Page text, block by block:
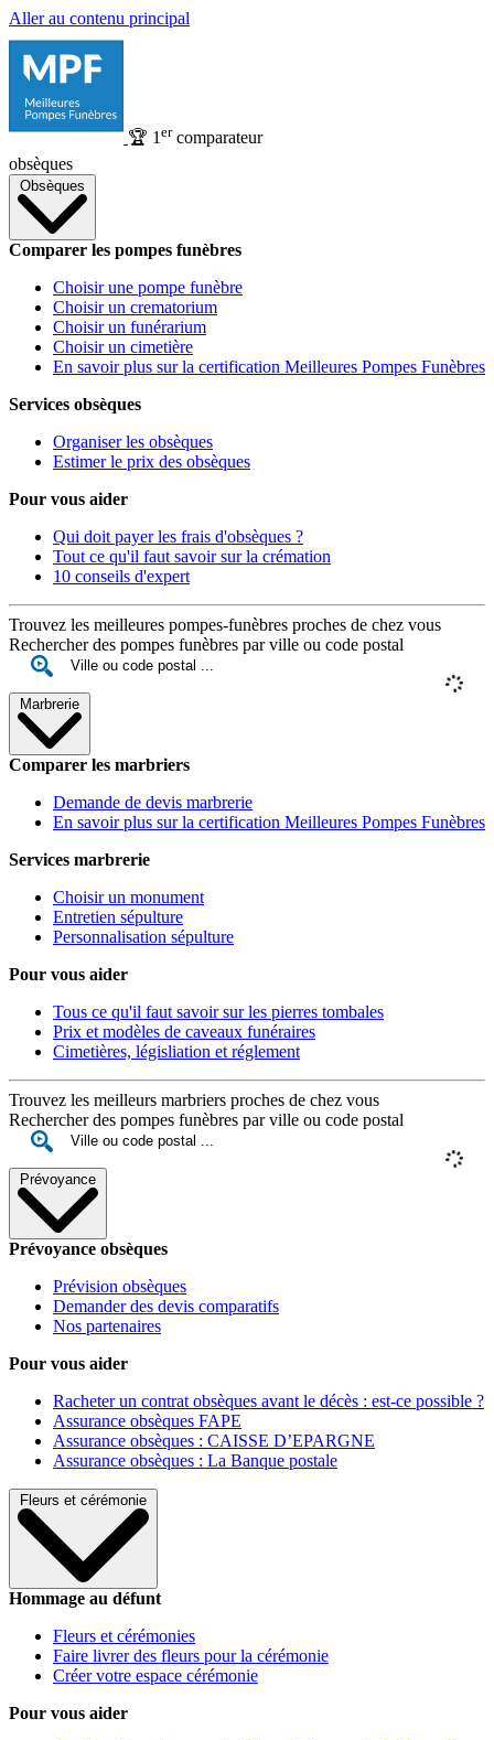
Aller au contenu principal
🏆 1 ercomparateur
obsèques
Obsèques
Comparer les pompes funèbres
Choisir une pompe funèbre
Choisir un crematorium
Choisir un funérarium
Choisir un cimetière
En savoir plus sur la certification Meilleures Pompes Funèbres
Services obsèques
Organiser les obsèques
Estimer le prix des obsèques
Pour vous aider
Qui doit payer les frais d'obsèques ?
Tout ce qu'il faut savoir sur la crémation
10 conseils d'expert
Trouvez les meilleures pompes-funèbres proches de chez vous
Rechercher des pompes funèbres par ville ou code postal
Marbrerie
Comparer les marbriers
Demande de devis marbrerie
En savoir plus sur la certification Meilleures Pompes Funèbres
Services marbrerie
Choisir un monument
Entretien sépulture
Personnalisation sépulture
Pour vous aider
Tous ce qu'il faut savoir sur les pierres tombales
Prix et modèles de caveaux funéraires
Cimetières, législiation et réglement
Trouvez les meilleurs marbriers proches de chez vous
Rechercher des pompes funèbres par ville ou code postal
Prévoyance
Prévoyance obsèques
Prévision obsèques
Demander des devis comparatifs
Nos partenaires
Pour vous aider
Racheter un contrat obsèques avant le décès : est-ce possible ?
Assurance obsèques FAPE
Assurance obsèques : CAISSE D’EPARGNE
Assurance obsèques : La Banque postale
Fleurs et cérémonie
Hommage au défunt
Fleurs et cérémonies
Faire livrer des fleurs pour la cérémonie
Créer votre espace cérémonie
Pour vous aider